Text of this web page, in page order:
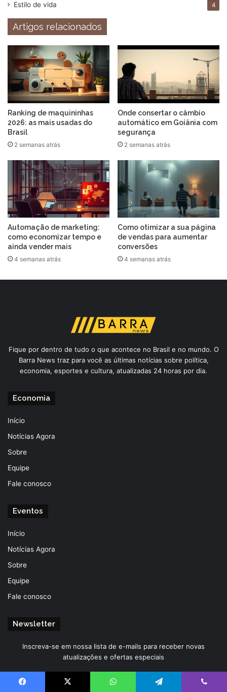
Estilo de vida 4
Artigos relacionados
Ranking de maquininhas
2026: as mais usadas do
Brasil
2 semanas atrás
Onde consertar o câmbio
automático em Goiânia com
segurança
2 semanas atrás
Automação de marketing:
como economizar tempo e
ainda vender mais
4 semanas atrás
Como otimizar a sua página
de vendas para aumentar
conversões
4 semanas atrás
Fique por dentro de tudo o que acontece no Brasil e no mundo. O
Barra News traz para você as últimas notícias sobre política,
economia, esportes e cultura, atualizadas 24 horas por dia.
Economia
Início
Notícias Agora
Sobre
Equipe
Fale conosco
Eventos
Início
Notícias Agora
Sobre
Equipe
Fale conosco
Newsletter
Inscreva-se em nossa lista de e-mails para receber novas
atualizações e ofertas especiais
Insira